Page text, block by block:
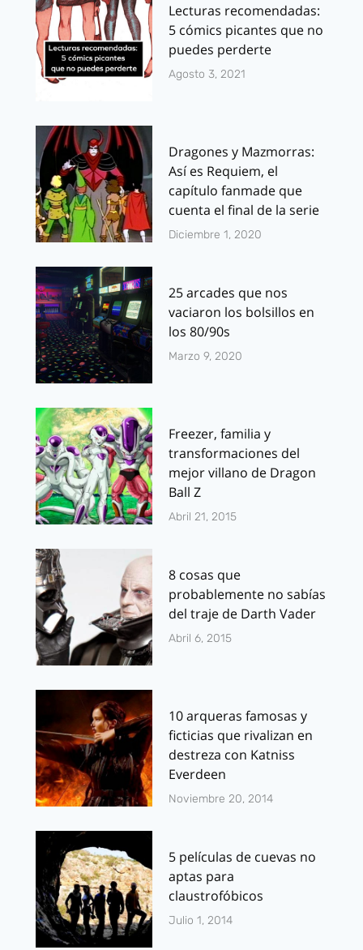
Lecturas recomendadas:
5 cómics picantes que no
puedes perderte
Agosto 3, 2021
Dragones y Mazmorras:
Así es Requiem, el
capítulo fanmade que
cuenta el final de la serie
Diciembre 1, 2020
25 arcades que nos
vaciaron los bolsillos en
los 80/90s
Marzo 9, 2020
Freezer, familia y
transformaciones del
mejor villano de Dragon
Ball Z
Abril 21, 2015
8 cosas que
probablemente no sabías
del traje de Darth Vader
Abril 6, 2015
10 arqueras famosas y
ficticias que rivalizan en
destreza con Katniss
Everdeen
Noviembre 20, 2014
5 películas de cuevas no
aptas para
claustrofóbicos
Julio 1, 2014